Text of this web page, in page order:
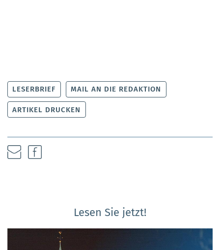
LESERBRIEF MAIL AN DIE REDAKTION
ARTIKEL DRUCKEN
Lesen Sie jetzt!